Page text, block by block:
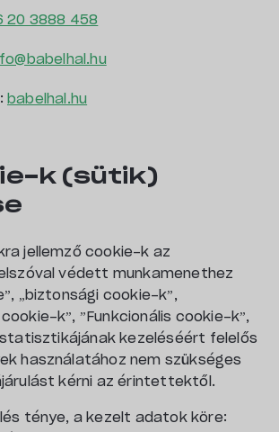
20 3888 458
babelhal.hu
k (sütik)
jellemző cookie-k az
védett munkamenethez
„biztonsági cookie-k”,
k”, ”Funkcionális cookie-k”,
statisztikájának kezeléséért felelős
használatához nem szükséges
kérni az érintettektől.
ténye, a kezelt adatok köre: